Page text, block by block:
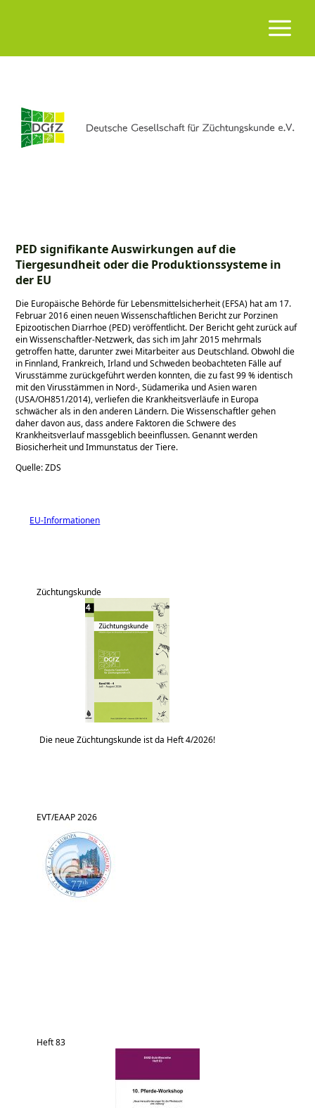
PED signifikante Auswirkungen auf die
Tiergesundheit oder die Produktionssysteme in
der EU
Die Europäische Behörde für Lebensmittelsicherheit (EFSA) hat am 17.
Februar 2016 einen neuen Wissenschaftlichen Bericht zur Porzinen
Epizootischen Diarrhoe (PED) veröffentlicht. Der Bericht geht zurück auf
ein Wissenschaftler-Netzwerk, das sich im Jahr 2015 mehrmals
getroffen hatte, darunter zwei Mitarbeiter aus Deutschland. Obwohl die
in Finnland, Frankreich, Irland und Schweden beobachteten Fälle auf
Virusstämme zurückgeführt werden konnten, die zu fast 99 % identisch
mit den Virusstämmen in Nord-, Südamerika und Asien waren
(USA/OH851/2014), verliefen die Krankheitsverläufe in Europa
schwächer als in den anderen Ländern. Die Wissenschaftler gehen
daher davon aus, dass andere Faktoren die Schwere des
Krankheitsverlauf massgeblich beeinflussen. Genannt werden
Biosicherheit und Immunstatus der Tiere.
Quelle: ZDS
EU-Informationen
Züchtungskunde
Die neue Züchtungskunde ist da Heft 4/2026!
EVT/EAAP 2026
Heft 83